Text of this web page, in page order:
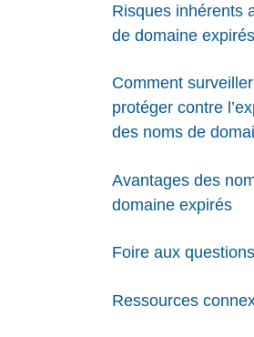
Risques inhérents
de domaine expirés
Comment
protéger contre
des noms de
Avantages des
domaine expirés
Foire aux
Ressources